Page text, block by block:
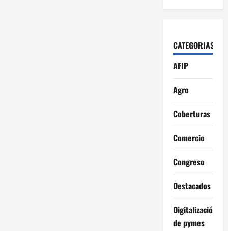
CATEGORIAS
AFIP
Agro
Coberturas
Comercio
Congreso
Destacados
Digitalización
de pymes